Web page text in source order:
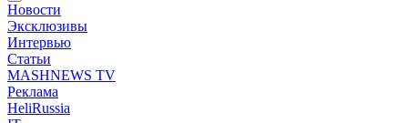
Новости
Эксклюзивы
Интервью
Статьи
MASHNEWS TV
Реклама
HeliRussia